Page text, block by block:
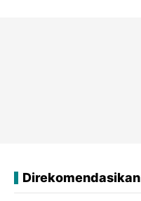
Direkomendasikan